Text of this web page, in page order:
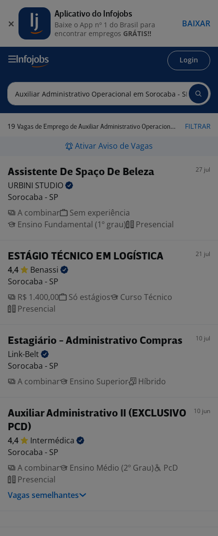
Login
19 Vagas de Emprego de Auxiliar Administrativo Operacional em Sorocaba - SP FILTRAR
Ativar Aviso de Vagas
Assistente De Spaço De Beleza 27 jul
URBINI STUDIO
Sorocaba - SP
A combinar
Sem experiência
Ensino Fundamental (1º grau)
Presencial
ESTÁGIO TÉCNICO EM LOGÍSTICA 21 jul
4,4
Benassi
Sorocaba - SP
R$ 1.400,00
Só estágios
Curso Técnico
Presencial
Estagiário - Administrativo Compras 10 jul
Link-Belt
Sorocaba - SP
A combinar
Ensino Superior Híbrido
Auxiliar Administrativo II (EXCLUSIVO
PCD)
10 jun
4,4
Intermédica
Sorocaba - SP
A combinar
Ensino Médio (2º Grau)
PcD
Presencial
Vagas semelhantes
Aplicativo do Infojobs
Baixe o App nº 1 do Brasil para
encontrar empregos GRÁTIS!!
BAIXAR